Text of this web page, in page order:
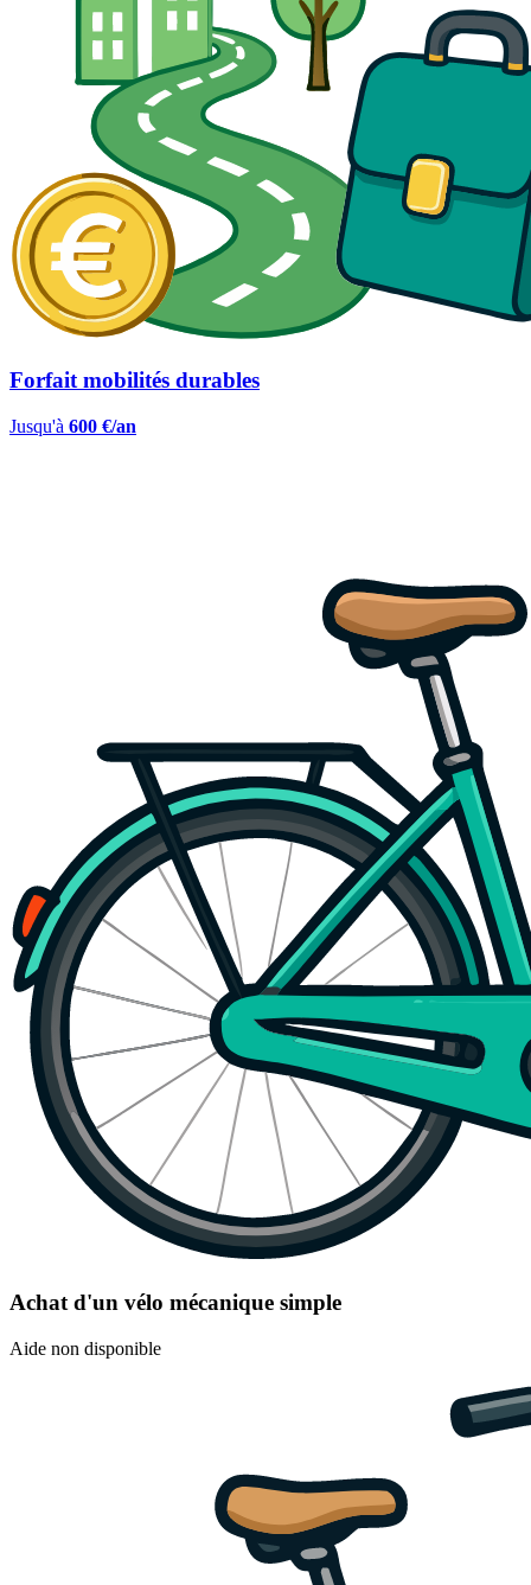
Forfait mobilités durables
Jusqu'à 600 €/an
Achat d'un vélo mécanique simple
Aide non disponible